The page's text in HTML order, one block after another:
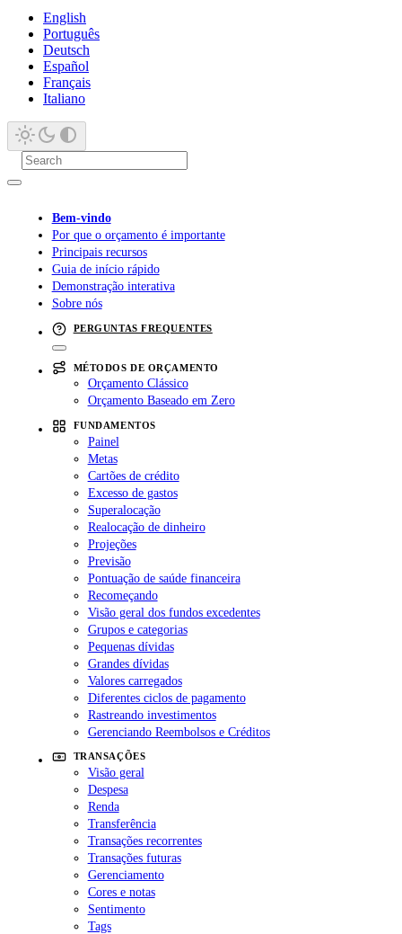
English
Português
Deutsch
Español
Français
Italiano
Bem-vindo
Por que o orçamento é importante
Principais recursos
Guia de início rápido
Demonstração interativa
Sobre nós
PERGUNTAS FREQUENTES
MÉTODOS DE ORÇAMENTO
Orçamento Clássico
Orçamento Baseado em Zero
FUNDAMENTOS
Painel
Metas
Cartões de crédito
Excesso de gastos
Superalocação
Realocação de dinheiro
Projeções
Previsão
Pontuação de saúde financeira
Recomeçando
Visão geral dos fundos excedentes
Grupos e categorias
Pequenas dívidas
Grandes dívidas
Valores carregados
Diferentes ciclos de pagamento
Rastreando investimentos
Gerenciando Reembolsos e Créditos
TRANSAÇÕES
Visão geral
Despesa
Renda
Transferência
Transações recorrentes
Transações futuras
Gerenciamento
Cores e notas
Sentimento
Tags